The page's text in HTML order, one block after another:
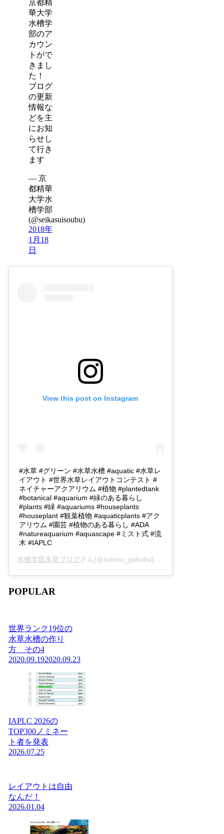
京都精
華大学
水槽学
部のア
カウン
トがで
きまし
た！
ブログ
の更新
情報な
どを主
にお知
らせし
て行き
ます
— 京
都精華
大学水
槽学部
(@seikasuisoubu)
2018年
1月18
日
View this post on Instagram
#水草 #グリーン #水草水槽 #aquatic #水草レ
イアウト #世界水草レイアウトコンテスト #
ネイチャーアクアリウム #植物 #plantedtank
#botanical #aquarium #緑のある暮らし
#plants #緑 #aquariums #houseplants
#houseplant #観葉植物 #aquaticplants #アク
アリウム #園芸 #植物のある暮らし #ADA
#natureaquarium #aquascape #ミスト式 #流
木 #IAPLC
水槽学部水草ブログさん(@suisou_gakubu)がシェアした投稿 -
POPULAR
世界ランク19位の
水草水槽の作り
方 その4
2020.09.192020.09.23
IAPLC 2026の
TOP300ノミネー
ト者を発表
2026.07.25
レイアウトは自由
なんだ！
2026.01.04